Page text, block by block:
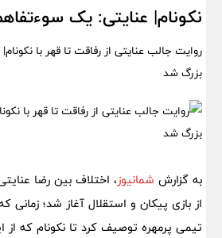
نکونام| عنایتی: یک
روایت جالب عنایتی از رفاقت تا قهر با
بزرگ شد
به گزارش شمانیوز، اختلاف بین رضا
از بازی پیکان و استقلال آغاز شد؛ زمانی
تیمی پرمهره توصیف کرد تا نکونام که